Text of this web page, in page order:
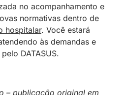
no acompanhamento e
normativas dentro de
hospitalar. Você estará
às demandas e
DATASUS.
– publicação original em